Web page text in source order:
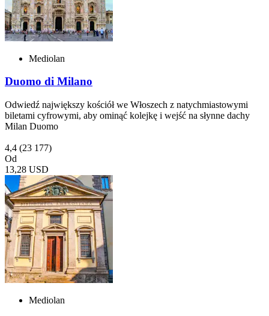
Mediolan
Duomo di Milano
Odwiedź największy kościół we Włoszech z natychmiastowymi
biletami cyfrowymi, aby ominąć kolejkę i wejść na słynne dachy
Milan Duomo
4,4 (23 177)
Od
13,28 USD
Mediolan